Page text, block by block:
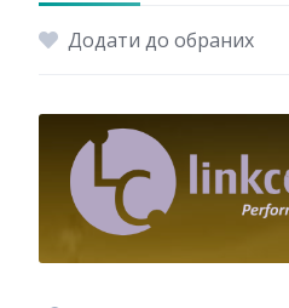
Додати до обраних